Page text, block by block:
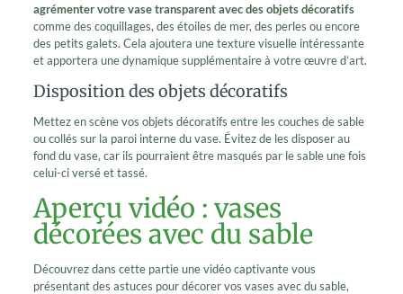
agrémenter votre vase transparent avec des objets décoratifs
comme des coquillages, des étoiles de mer, des perles ou encore
des petits galets. Cela ajoutera une texture visuelle intéressante
et apportera une dynamique supplémentaire à votre œuvre d’art.
Disposition des objets décoratifs
Mettez en scène vos objets décoratifs entre les couches de sable
ou collés sur la paroi interne du vase. Évitez de les disposer au
fond du vase, car ils pourraient être masqués par le sable une fois
celui-ci versé et tassé.
Aperçu vidéo : vases
décorées avec du sable
Découvrez dans cette partie une vidéo captivante vous
présentant des astuces pour décorer vos vases avec du sable,